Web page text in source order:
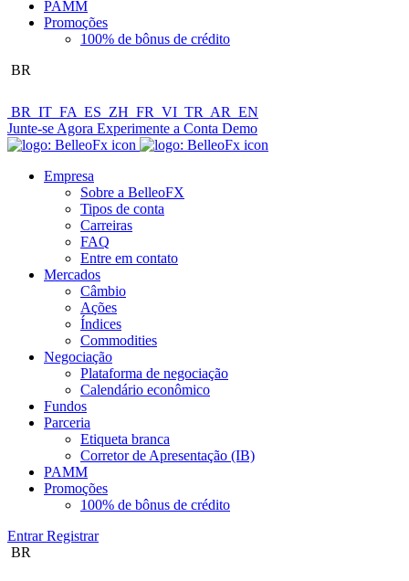
PAMM
Promoções
100% de bônus de crédito
BR
BR IT FA ES ZH FR VI TR AR EN
Junte-se Agora Experimente a Conta Demo
Empresa
Sobre a BelleoFX
Tipos de conta
Carreiras
FAQ
Entre em contato
Mercados
Câmbio
Ações
Índices
Commodities
Negociação
Plataforma de negociação
Calendário econômico
Fundos
Parceria
Etiqueta branca
Corretor de Apresentação (IB)
PAMM
Promoções
100% de bônus de crédito
EntrarRegistrar
BR